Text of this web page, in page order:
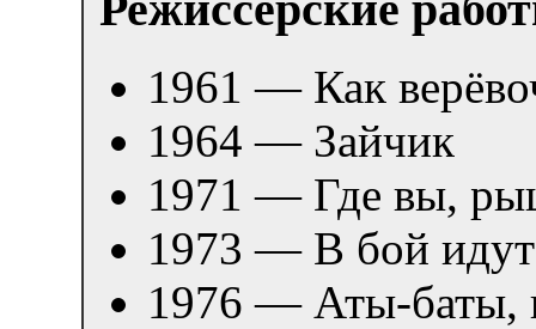
1961 — Как
1964 — Зайчик
1971 — Где вы,
1973 — В бой
1976 — Аты-баты,